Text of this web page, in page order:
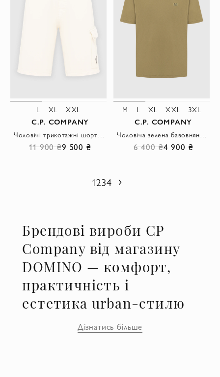
L XL XXL
C.P. COMPANY
Чоловічі трикотажні шорти-карго у світлому кремово-бежевому відтінку.
11 900 ₴9 500 ₴
M L XL XXL 3XL
C.P. COMPANY
Чоловіча зелена бавовняна футболка з фотопринтом захисного капюшона
6 400 ₴4 900 ₴
1234Наступний
Брендові вироби CP
Company від магазину
DOMINO — комфорт,
практичність і
естетика urban-стилю
CP Company — італійський бренд
Дізнатись більше